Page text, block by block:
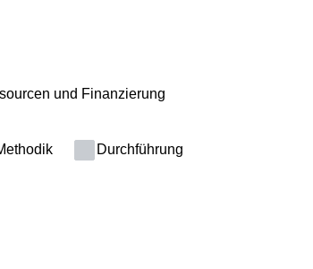
und Finanzierung
Durchführung